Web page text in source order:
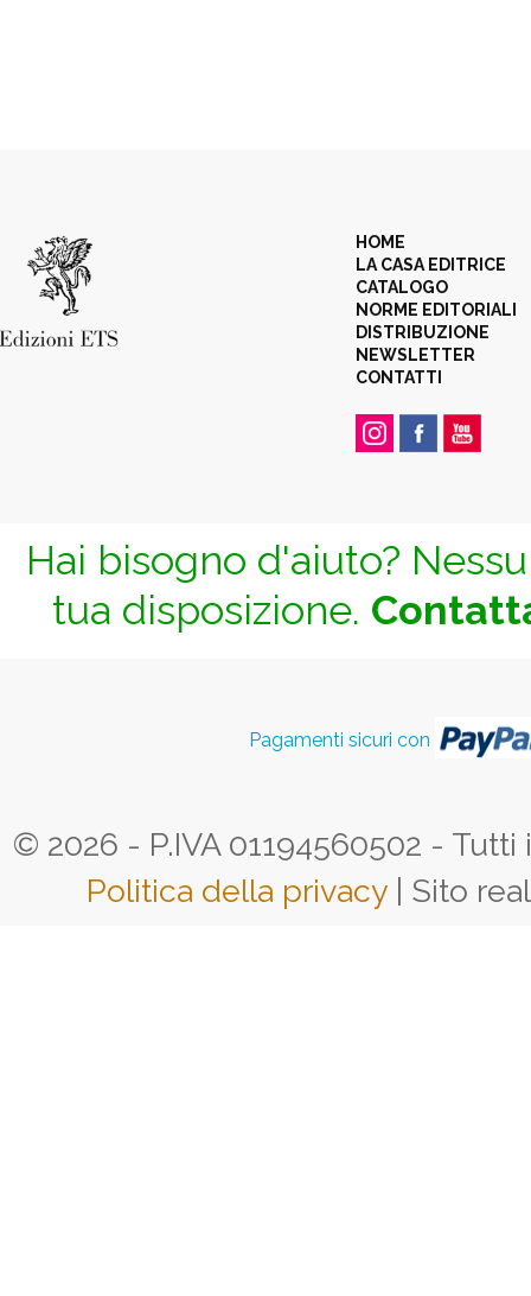
HOME
LA CASA EDITRICE
CATALOGO
NORME EDITORIALI
DISTRIBUZIONE
NEWSLETTER
CONTATTI
Hai bisogno d'aiuto?
tua disposizione.
Pagamenti sicuri con
© 2026 - P.IVA 01194560502 -
Politica della privacy | Sito